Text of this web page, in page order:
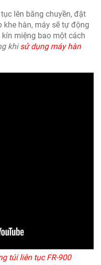
lên băng chuyền, đặt
khe hàn, máy sẽ tự động
miệng bao một cách
khisử dụng máy hàn
túi liên tục FR-900